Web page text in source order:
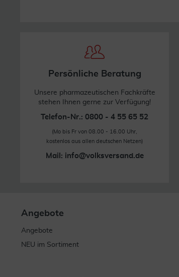
Persönliche Beratung
Unsere pharmazeutischen Fachkräfte
stehen Ihnen gerne zur Verfügung!
Telefon-Nr.: 0800 - 4 55 65 52
(Mo bis Fr von 08.00 - 16.00 Uhr,
kostenlos aus allen deutschen Netzen)
Mail: info@volksversand.de
Angebote
Angebote
NEU im Sortiment